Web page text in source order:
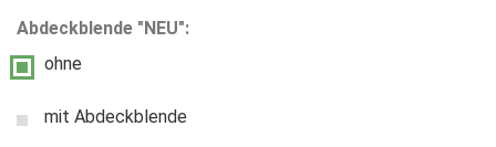
Abdeckblende "NEU":
ohne
mit Abdeckblende